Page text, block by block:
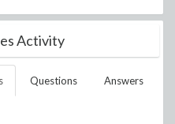
Activity
Questions Answers